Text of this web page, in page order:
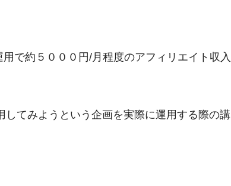
で約５０００円/月程度のアフィリエイト収入
てみようという企画を実際に運用する際の講